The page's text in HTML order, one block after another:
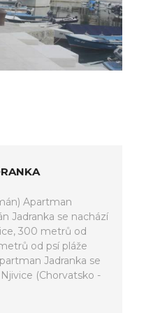
Apartman
Jadranka se nachází
300 metrů od
od psí pláže
Jadranka se
(Chorvatsko -